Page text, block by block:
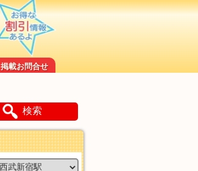
掲載お問合せ
検索